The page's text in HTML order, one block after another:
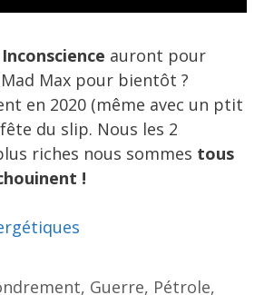
auront pour
Max pour bientôt ?
en 2020 (même avec un ptit
du slip. Nous les 2
riches nous sommes tous
!
, Guerre, Pétrole,